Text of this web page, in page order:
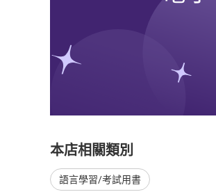
本店相關類別
語言學習/考試用書